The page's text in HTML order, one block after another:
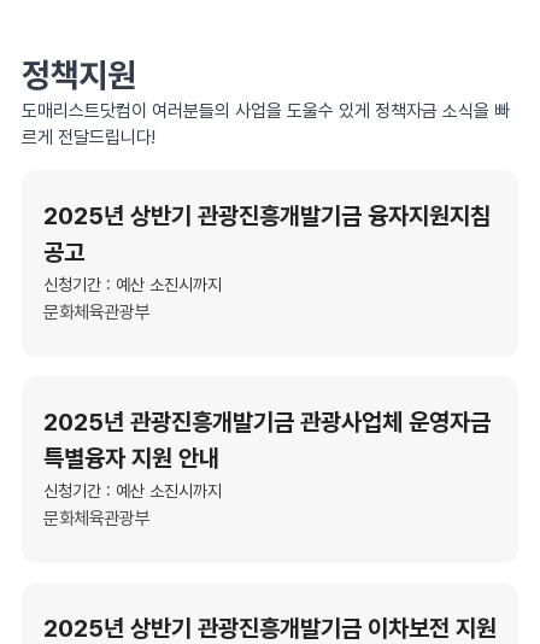
정책지원
도매리스트닷컴이 여러분들의 사업을 도울수 있게 정책자금 소식을 빠
르게 전달드립니다!
2025년 상반기 관광진흥개발기금 융자지원지침
공고
신청기간 : 예산 소진시까지
문화체육관광부
2025년 관광진흥개발기금 관광사업체 운영자금
특별융자 지원 안내
신청기간 : 예산 소진시까지
문화체육관광부
2025년 상반기 관광진흥개발기금 이차보전 지원